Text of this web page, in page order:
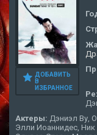
ДОБАВИТЬ
В
ИЗБРАННОЕ
Актеры: Дэниэл Ву,
Элли Иоаннидес,